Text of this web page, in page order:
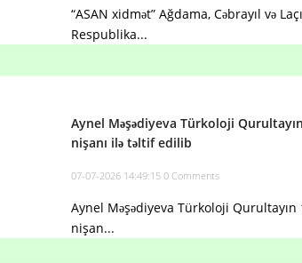
“ASAN xidmət” Ağdama, Cəbrayıl və
Respublika...
Aynel Məşədiyeva Türkoloji
nişanı ilə təltif edilib
07-07-2026 14:49:15 0 Comments
Aynel Məşədiyeva Türkoloji
nişan...